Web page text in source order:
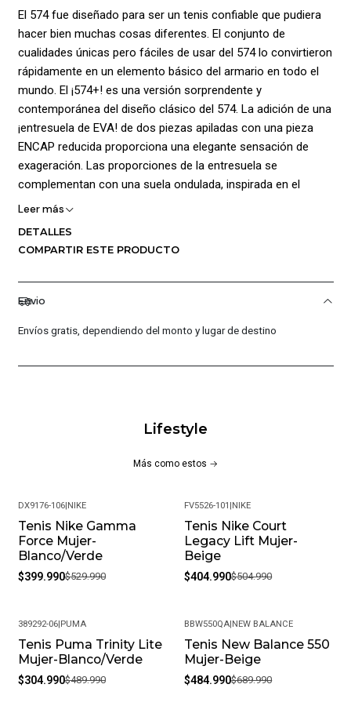
El 574 fue diseñado para ser un tenis confiable que pudiera
hacer bien muchas cosas diferentes. El conjunto de
cualidades únicas pero fáciles de usar del 574 lo convirtieron
rápidamente en un elemento básico del armario en todo el
mundo. El ¡574+! es una versión sorprendente y
contemporánea del diseño clásico del 574. La adición de una
¡entresuela de EVA! de dos piezas apiladas con una pieza
ENCAP reducida proporciona una elegante sensación de
exageración. Las proporciones de la entresuela se
complementan con una suela ondulada, inspirada en el
Trackster original. Las superposiciones de gamuza de piel de
País de origen: China.
Leer más
DETALLES
COMPARTIR ESTE PRODUCTO
Envio
Envíos gratis, dependiendo del monto y lugar de destino
Lifestyle
Más como estos
-25%
DX9176-106|NIKE
Tenis Nike Gamma
Force Mujer-
Blanco/Verde
$399.990$529.990
-20%
FV5526-101 |NIKE
Tenis Nike Court
Legacy Lift Mujer-
Beige
$404.990$504.990
-38%
389292-06|PUMA
Tenis Puma Trinity Lite
Mujer-Blanco/Verde
$304.990$489.990
-30%
BBW550QA|NEW BALANCE
Tenis New Balance 550
Mujer-Beige
$484.990$689.990